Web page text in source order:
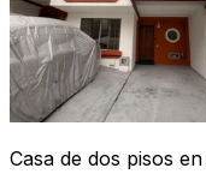
Casa de dos pisos